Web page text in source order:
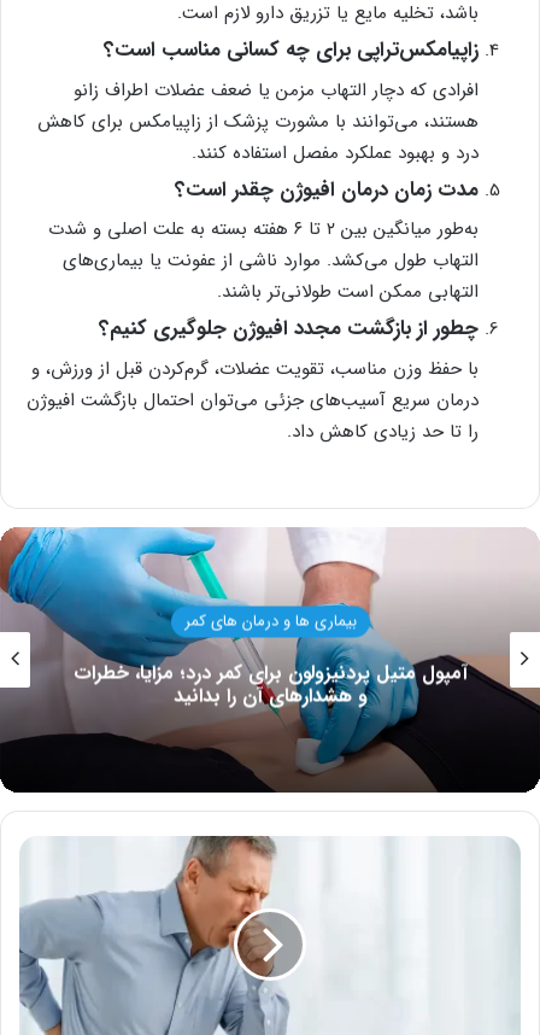
باشد، تخلیه مایع یا تزریق دارو لازم است.
زاپیامکس‌تراپی برای چه کسانی مناسب است؟
افرادی که دچار التهاب مزمن یا ضعف عضلات اطراف زانو
هستند، می‌توانند با مشورت پزشک از زاپیامکس برای کاهش
درد و بهبود عملکرد مفصل استفاده کنند.
مدت زمان درمان افیوژن چقدر است؟
به‌طور میانگین بین ۲ تا ۶ هفته بسته به علت اصلی و شدت
التهاب طول می‌کشد. موارد ناشی از عفونت یا بیماری‌های
التهابی ممکن است طولانی‌تر باشند.
چطور از بازگشت مجدد افیوژن جلوگیری کنیم؟
با حفظ وزن مناسب، تقویت عضلات، گرم‌کردن قبل از ورزش، و
درمان سریع آسیب‌های جزئی می‌توان احتمال بازگشت افیوژن
را تا حد زیادی کاهش داد.
تغذیه و سلامت خانواده
درمان رگ به رگ شدن گردن؛ ورزش یا دارو، بهترین
کدام است
چرا